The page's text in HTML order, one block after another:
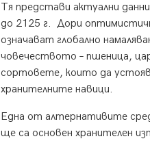
Тя представи актуални
до 2125 г. Дори
означават глобално
човечеството – пшеница,
сортовете, които да
хранителните навици.
Една от алтернативите
ще са основен хранителен